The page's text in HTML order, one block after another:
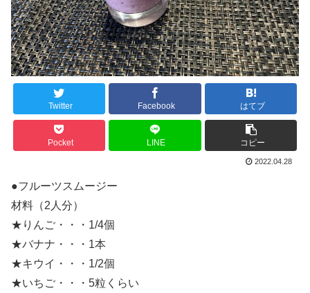
Twitter Facebook はてブ
Pocket LINE コピー
2022.04.28
●フルーツスムージー
材料（2人分）
★りんご・・・1/4個
★バナナ・・・1本
★キウイ・・・1/2個
★いちご・・・5粒くらい